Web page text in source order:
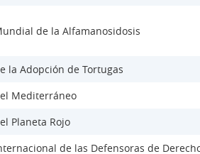
de la Alfamanosidosis
la Adopción de Tortugas
Mediterráneo
Planeta Rojo
de las Defensoras de